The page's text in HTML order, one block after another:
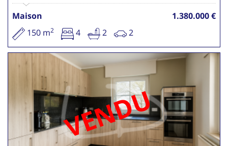
Maison
1.380.000 €
150 m2 4 2 2
VENDU